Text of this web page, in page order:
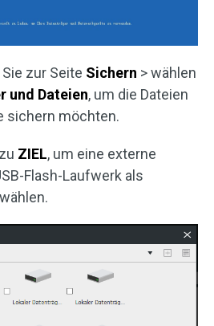
zur Seite Sichern > wählen
und Dateien, um die Dateien
sichern möchten.
ZIEL, um eine externe
Flash-Laufwerk als